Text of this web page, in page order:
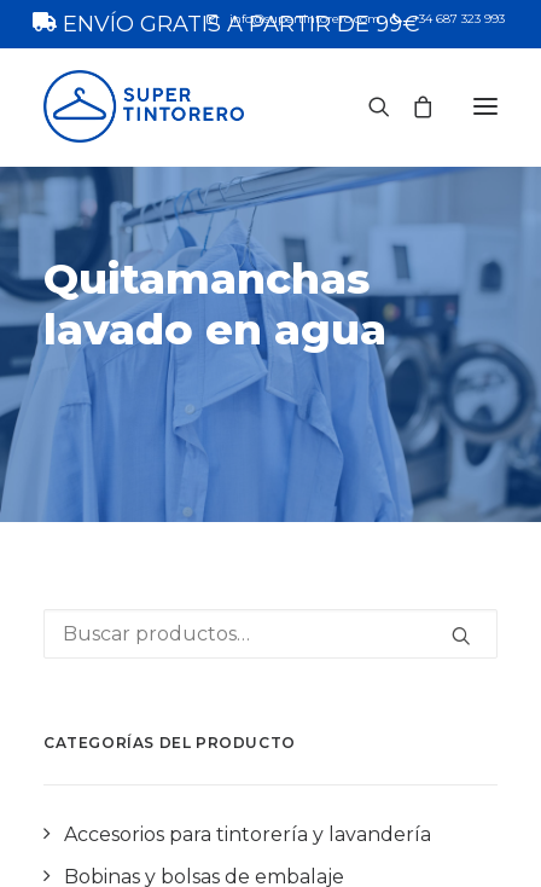
ENVÍO GRATIS A PARTIR DE 99€
info@supertintorero.com +34 687 323 993
INICIO
TIENDA
CONOCENOS
CONTACTO
Quitamanchas
lavado en agua
Buscar
CATEGORÍAS DEL PRODUCTO
Accesorios para tintorería y lavandería
Bobinas y bolsas de embalaje